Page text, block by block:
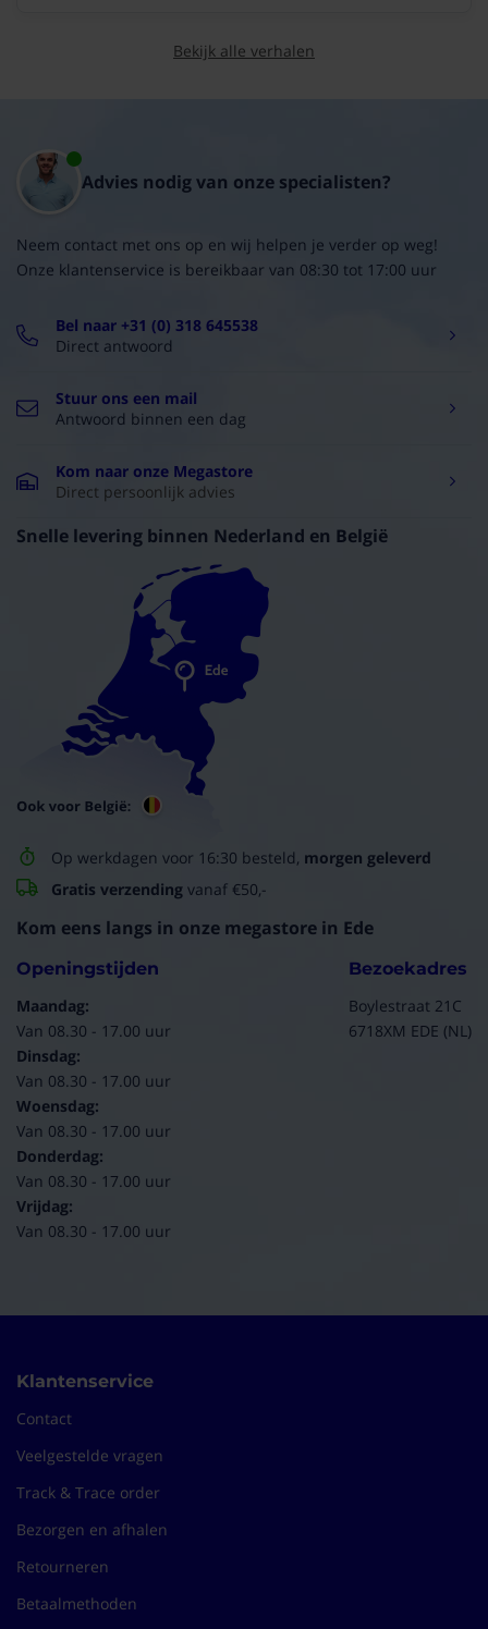
"Prima product"
Ventilator voldoet aan verwachting, en daarmee
Michel
11-09-2023
"Had ik deze maar eerder gekocht"
had ik die oude maar eerder vervangen door deze : 10 x
zo stil en 10 x b...
(8/10)
"Krachtig en stil"
Zuigt erg goed af en is redelijk stil
10-07-2023
(10/10)
"Top advies goed product "
Geen beslagen spiegel meer
(10/10)
"Goede ventilator "
Degelijk gemaakt, zuigt prima af, top product
"Uitstekend"
Perfecte ventilator, badkamer blijft droog.
Het is een aanrader
H. van
20-12-2022
(10/10)
opgestuurd en kreeg meteen een nieuwe toegestuurd,
Jaring
21-11-2022
"Werkt zoals het hoort "
Geruisloos, eenvoudige montage, goed product.
Maaike
14-11-2022
Bekijk alle verhalen
Advies nodig van onze specialisten?
Neem contact met ons op en wij helpen je verder op weg!
Onze klantenservice is bereikbaar van 08:30 tot 17:00 uur
Bel naar +31 (0) 318 645538
Direct antwoord
Stuur ons een mail
Antwoord binnen een dag
Kom naar onze Megastore
Direct persoonlijk advies
Snelle levering binnen Nederland en België
Op werkdagen voor 16:30 besteld, morgen geleverd
Gratis verzending vanaf €50,-
Kom eens langs in onze megastore in Ede
Openingstijden
Maandag:
Van 08.30 - 17.00 uur
Dinsdag:
Van 08.30 - 17.00 uur
Woensdag:
Van 08.30 - 17.00 uur
Donderdag:
Van 08.30 - 17.00 uur
Vrijdag:
Van 08.30 - 17.00 uur
Bezoekadres
Boylestraat 21C
6718XM EDE (NL)
Klantenservice
Contact
Veelgestelde vragen
Track & Trace order
Bezorgen en afhalen
Retourneren
Betaalmethoden